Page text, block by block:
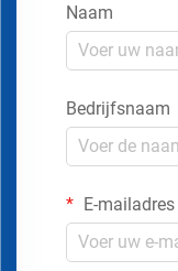
Naam
Bedrijfsnaam
E-mailadres